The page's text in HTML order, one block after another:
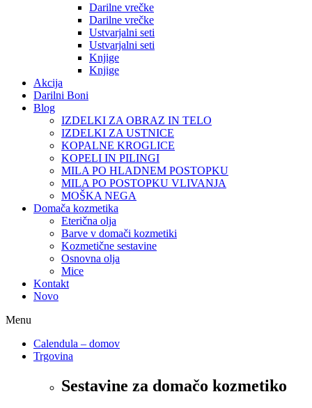
Darilne vrečke
Darilne vrečke
Ustvarjalni seti
Ustvarjalni seti
Knjige
Knjige
Akcija
Darilni Boni
Blog
IZDELKI ZA OBRAZ IN TELO
IZDELKI ZA USTNICE
KOPALNE KROGLICE
KOPELI IN PILINGI
MILA PO HLADNEM POSTOPKU
MILA PO POSTOPKU VLIVANJA
MOŠKA NEGA
Domača kozmetika
Eterična olja
Barve v domači kozmetiki
Kozmetične sestavine
Osnovna olja
Mice
Kontakt
Novo
Menu
Calendula – domov
Trgovina
Sestavine za domačo kozmetiko